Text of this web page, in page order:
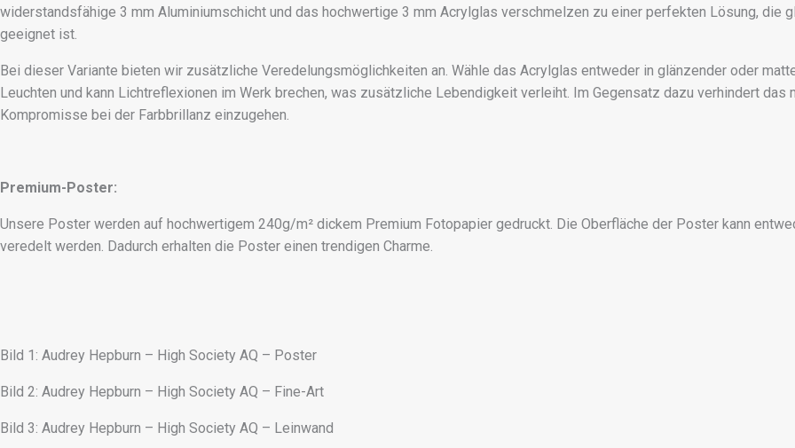
widerstandsfähige 3 mm Aluminiumschicht und das hochwertige 3 mm Acrylglas verschmelzen zu einer perfekten Lösung, die
geeignet ist.
Bei dieser Variante bieten wir zusätzliche Veredelungsmöglichkeiten an. Wähle das Acrylglas entweder in glänzender oder
Leuchten und kann Lichtreflexionen im Werk brechen, was zusätzliche Lebendigkeit verleiht. Im Gegensatz dazu verhindert
Kompromisse bei der Farbbrillanz einzugehen.
Premium-Poster:
Unsere Poster werden auf hochwertigem 240g/m² dickem Premium Fotopapier gedruckt. Die Oberfläche der Poster kann
veredelt werden. Dadurch erhalten die Poster einen trendigen Charme.
Bild 1: Audrey Hepburn – High Society AQ – Poster
Bild 2: Audrey Hepburn – High Society AQ – Fine-Art
Bild 3: Audrey Hepburn – High Society AQ – Leinwand